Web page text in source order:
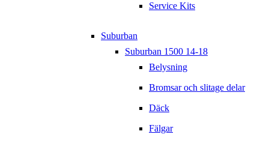
Service Kits
Suburban
Suburban 1500 14-18
Belysning
Bromsar och slitage delar
Däck
Fälgar